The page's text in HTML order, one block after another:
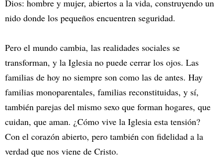
Dios: hombre y mujer, abiertos a la vida, construyendo un
nido donde los pequeños encuentren seguridad.
Pero el mundo cambia, las realidades sociales se
transforman, y la Iglesia no puede cerrar los ojos. Las
familias de hoy no siempre son como las de antes. Hay
familias monoparentales, familias reconstituidas, y sí,
también parejas del mismo sexo que forman hogares, que
cuidan, que aman. ¿Cómo vive la Iglesia esta tensión?
Con el corazón abierto, pero también con fidelidad a la
verdad que nos viene de Cristo.